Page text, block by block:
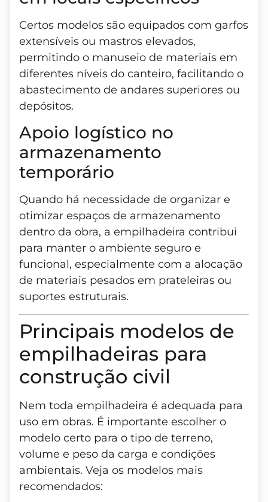
Certos modelos são equipados com garfos
extensíveis ou mastros elevados,
permitindo o manuseio de materiais em
diferentes níveis do canteiro, facilitando o
abastecimento de andares superiores ou
depósitos.
Apoio logístico no
armazenamento
temporário
Quando há necessidade de organizar e
otimizar espaços de armazenamento
dentro da obra, a empilhadeira contribui
para manter o ambiente seguro e
funcional, especialmente com a alocação
de materiais pesados em prateleiras ou
suportes estruturais.
Principais modelos de
empilhadeiras para
construção civil
Nem toda empilhadeira é adequada para
uso em obras. É importante escolher o
modelo certo para o tipo de terreno,
volume e peso da carga e condições
ambientais. Veja os modelos mais
recomendados: